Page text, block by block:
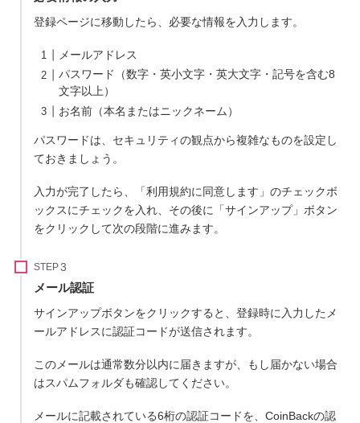
登録ページに移動したら、必要な情報を入力します。
メールアドレス
パスワード（数字・英小文字・英大文字・記号を含む8
文字以上）
お名前（本名またはニックネーム）
パスワードは、セキュリティの観点から複雑なものを設定し
ておきましょう。
入力が完了したら、「利用規約に同意します」のチェックボ
ックスにチェックを入れ、その後に「サインアップ」ボタン
をクリックして次の段階に進みます。
STEP
メール認証
サインアップボタンをクリックすると、登録時に入力したメ
ールアドレスに認証コードが送信されます。
このメールは通常数分以内に届きますが、もし届かない場合
はスパムフォルダも確認してください。
メールに記載されている6桁の認証コードを、CoinBackの認